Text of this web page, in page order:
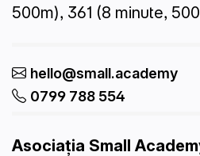
500m), 361 (8 minute,
hello@small.academy
0799 788 554
Asociația Small